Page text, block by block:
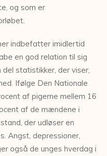
og som er
indbefatter imidlertid
en god relation til sig
statistikker, der viser,
Ifølge Den Nationale
af pigerne mellem 16
af de mændene i
der udløser en
Angst, depressioner,
også de unges hverdag i